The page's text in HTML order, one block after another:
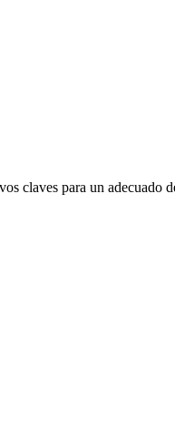
claves para un adecuado